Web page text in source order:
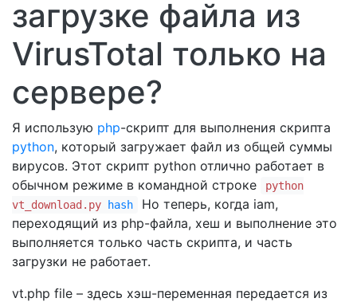
загрузке файла из
VirusTotal только на
сервере?
Я использую php-скрипт для выполнения скрипта
python, который загружает файл из общей суммы
вирусов. Этот скрипт python отлично работает в
обычном режиме в командной строке
python
vt_download.py
hash
Но теперь, когда iam,
переходящий из php-файла, хеш и выполнение это
выполняется только часть скрипта, и часть
загрузки не работает.
vt.php file – здесь хэш-переменная передается из